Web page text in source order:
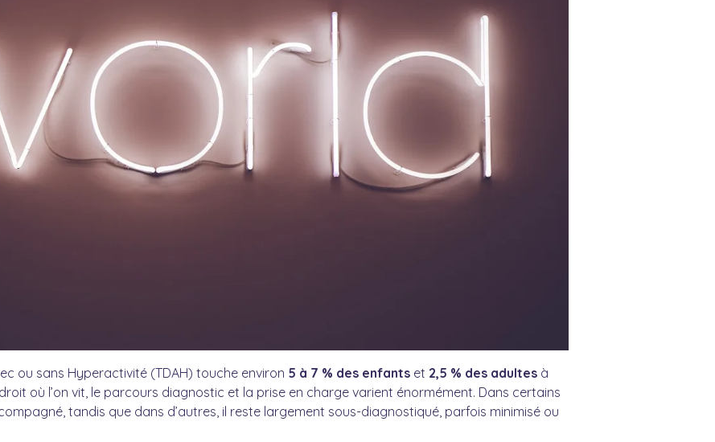
ou sans Hyperactivité (TDAH) touche environ 5 à 7 % des enfants et 2,5 % des adultes à
où l’on vit, le parcours diagnostic et la prise en charge varient énormément. Dans certains
tandis que dans d’autres, il reste largement sous-diagnostiqué, parfois minimisé ou